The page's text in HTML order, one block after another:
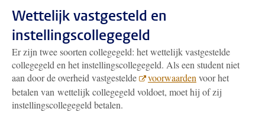
Wettelijk vastgesteld en
instellingscollegegeld
Er zijn twee soorten collegegeld: het wettelijk vastgestelde
collegegeld en het instellingscollegegeld. Als een student niet
aan door de overheid vastgestelde
voorwaarden voor het
betalen van wettelijk collegegeld voldoet, moet hij of zij
instellingscollegegeld betalen.